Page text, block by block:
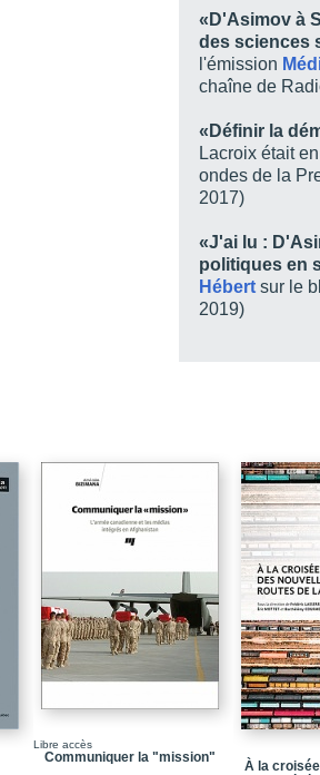
et les dynamiques
Partie 3 / Les enjeux
Chapitre 7 /
américains : La
Chapitre 8 / Mobilité,
Person of Interest : la
Chapitre 9 / Les
développement de la
Bibliographie
Notices biographiques
Quatrième de
«D'Asimov à
des sciences
l'émission
chaîne de
«Définir la
Lacroix était
ondes de la
2017)
«J'ai lu :
politiques en
Hébert sur le
2019)
Libre accès
Communiquer la "mission"
À la